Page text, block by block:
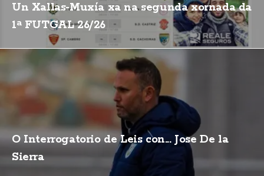
Un Xallas-Muxía xa na segunda xornada da
1ª FUTGAL 26/26
O Interrogatorio de Leis con... Jose De la
Sierra